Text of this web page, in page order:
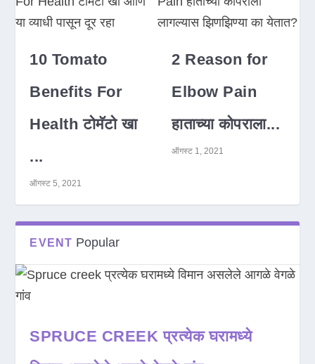
10 Tomato
Benefits For
Health टोमॅटो खा
...
ऑगस्ट 5, 2021
2 Reason for
Elbow Pain
हाताच्या कोपराला...
ऑगस्ट 1, 2021
EVENT Popular
SPRUCE CREEK प्रत्येक घरामध्ये